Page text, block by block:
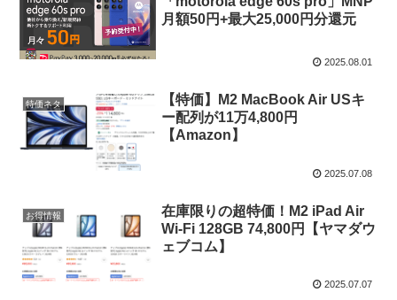
月額50円+最大25,000円分還元
2025.08.01
特価ネタ
【特価】M2 MacBook Air USキ
ー配列が11万4,800円
【Amazon】
2025.07.08
お得情報
在庫限りの超特価！M2 iPad Air
Wi-Fi 128GB 74,800円【ヤマダウ
ェブコム】
2025.07.07